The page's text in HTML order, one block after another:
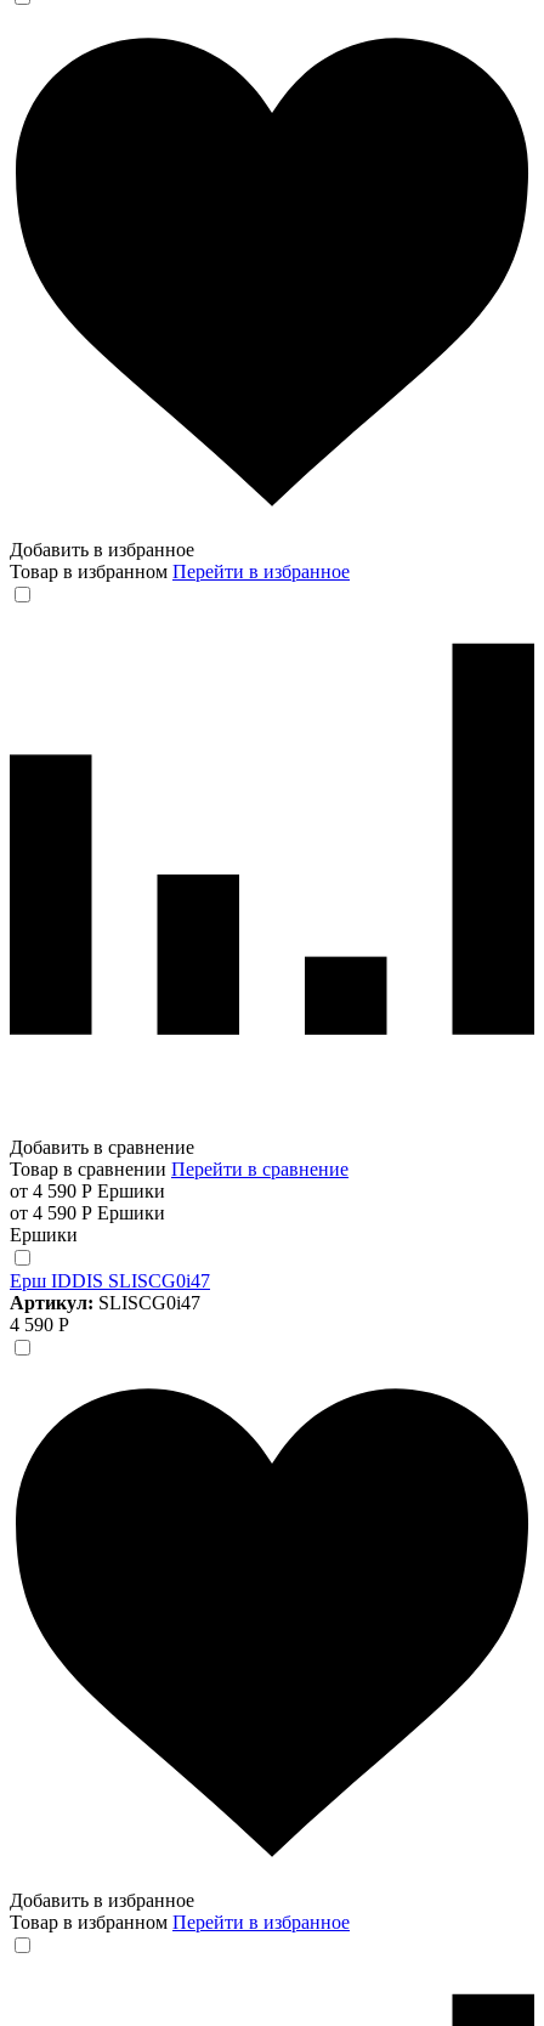
Добавить в избранное
Товар в избранном Перейти в избранное
Добавить в сравнение
Товар в сравнении Перейти в сравнение
от 4 590 Р Ершики
от 4 590 Р Ершики
Ершики
Ерш IDDIS SLISCG0i47
Артикул: SLISCG0i47
4 590 Р
Добавить в избранное
Товар в избранном Перейти в избранное